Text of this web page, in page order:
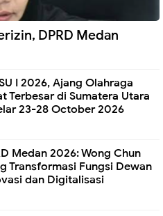
DPRD Medan
I 2026, Ajang Olahraga
Terbesar di Sumatera Utara
23-28 October 2026
Medan 2026: Wong Chun
Transformasi Fungsi Dewan
dan Digitalisasi